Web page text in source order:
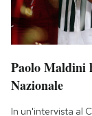
Paolo Maldini
Nazionale
In un'intervista al